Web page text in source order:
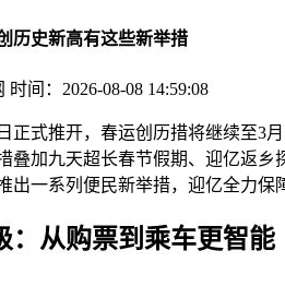
历史新高有这些新举措
时间：2026-08-08 14:59:08
正式推开，春运创历措将继续至3
叠加九天超长春节假期、迎亿返
出一系列便民新举措，迎亿全力保
：从购票到乘车更智能